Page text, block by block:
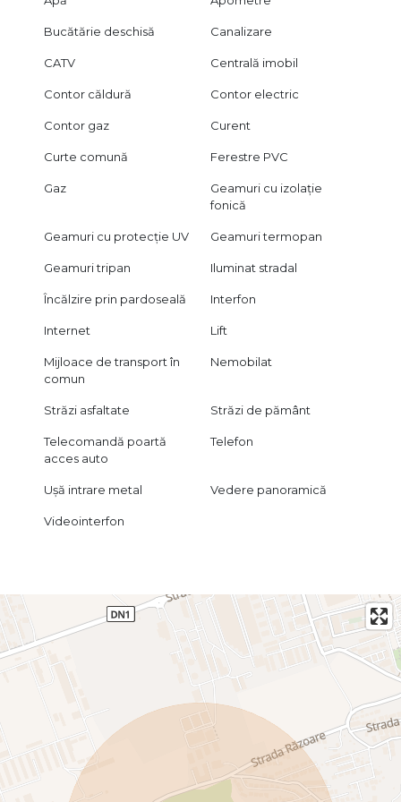
Bucătărie deschisă Canalizare
CATV Centrală imobil
Contor căldură Contor electric
Contor gaz Curent
Curte comună Ferestre PVC
Gaz
Geamuri cu izolație
fonică
Geamuri cu protecție UV Geamuri termopan
Geamuri tripan Iluminat stradal
Încălzire prin pardoseală Interfon
Internet Lift
Mijloace de transport în
comun
Nemobilat
Străzi asfaltate Străzi de pământ
Telecomandă poartă
acces auto
Telefon
Ușă intrare metal Vedere panoramică
Videointerfon